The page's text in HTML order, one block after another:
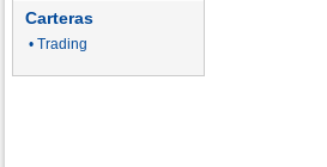
Carteras
• Trading